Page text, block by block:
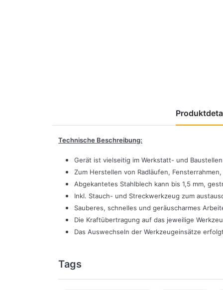
Technische Beschreibung:
Gerät ist vielseitig im Werkstatt- und
Zum Herstellen von Radläufen,
Abgekantetes Stahlblech kann bis 1,5 mm,
Inkl. Stauch- und Streckwerkzeug zum
Sauberes, schnelles und geräuscharmes
Die Kraftübertragung auf das jeweilige
Das Auswechseln der Werkzeugeinsätze
Tags